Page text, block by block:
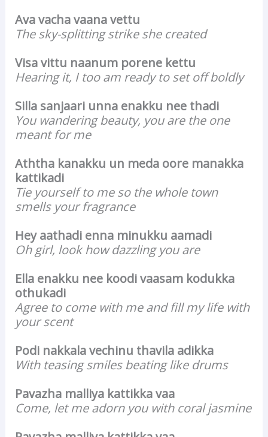
Ava vacha vaana vettu
The sky-splitting strike she created
Visa vittu naanum porene kettu
Hearing it, I too am ready to set off boldly
Silla sanjaari unna enakku nee thadi
You wandering beauty, you are the one
meant for me
Aththa kanakku un meda oore manakka
kattikadi
Tie yourself to me so the whole town
smells your fragrance
Hey aathadi enna minukku aamadi
Oh girl, look how dazzling you are
Ella enakku nee koodi vaasam kodukka
othukadi
Agree to come with me and fill my life with
your scent
Podi nakkala vechinu thavila adikka
With teasing smiles beating like drums
Pavazha malliya kattikka vaa
Come, let me adorn you with coral jasmine